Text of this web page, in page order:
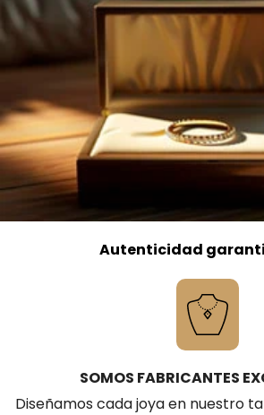
Autenticidad
SOMOS FABRICANTES
Diseñamos cada joya en nuestro